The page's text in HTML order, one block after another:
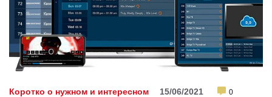
Коротко о нужном и интересном 15/06/2021 0